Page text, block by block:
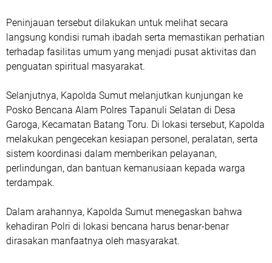
Peninjauan tersebut dilakukan untuk melihat secara
langsung kondisi rumah ibadah serta memastikan perhatian
terhadap fasilitas umum yang menjadi pusat aktivitas dan
penguatan spiritual masyarakat.
Selanjutnya, Kapolda Sumut melanjutkan kunjungan ke
Posko Bencana Alam Polres Tapanuli Selatan di Desa
Garoga, Kecamatan Batang Toru. Di lokasi tersebut, Kapolda
melakukan pengecekan kesiapan personel, peralatan, serta
sistem koordinasi dalam memberikan pelayanan,
perlindungan, dan bantuan kemanusiaan kepada warga
terdampak.
Dalam arahannya, Kapolda Sumut menegaskan bahwa
kehadiran Polri di lokasi bencana harus benar-benar
dirasakan manfaatnya oleh masyarakat.